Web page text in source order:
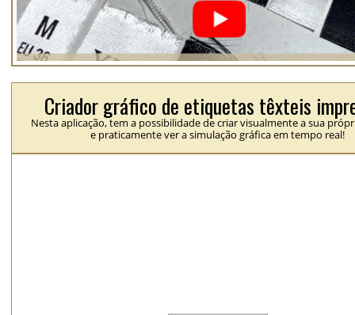
Criador gráfico de etiquetas têxteis
Nesta aplicação, tem a possibilidade de criar visualmente a sua
e praticamente ver a simulação gráfica em tempo real!